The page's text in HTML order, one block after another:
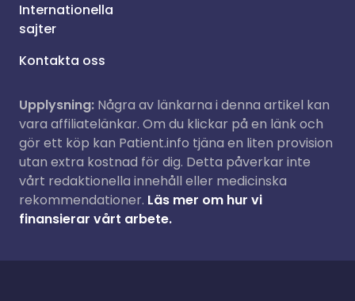
Internationella
sajter
Kontakta oss
Upplysning: Några av länkarna i denna artikel kan
vara affiliatelänkar. Om du klickar på en länk och
gör ett köp kan Patient.info tjäna en liten provision
utan extra kostnad för dig. Detta påverkar inte
vårt redaktionella innehåll eller medicinska
rekommendationer. Läs mer om hur vi
finansierar vårt arbete.